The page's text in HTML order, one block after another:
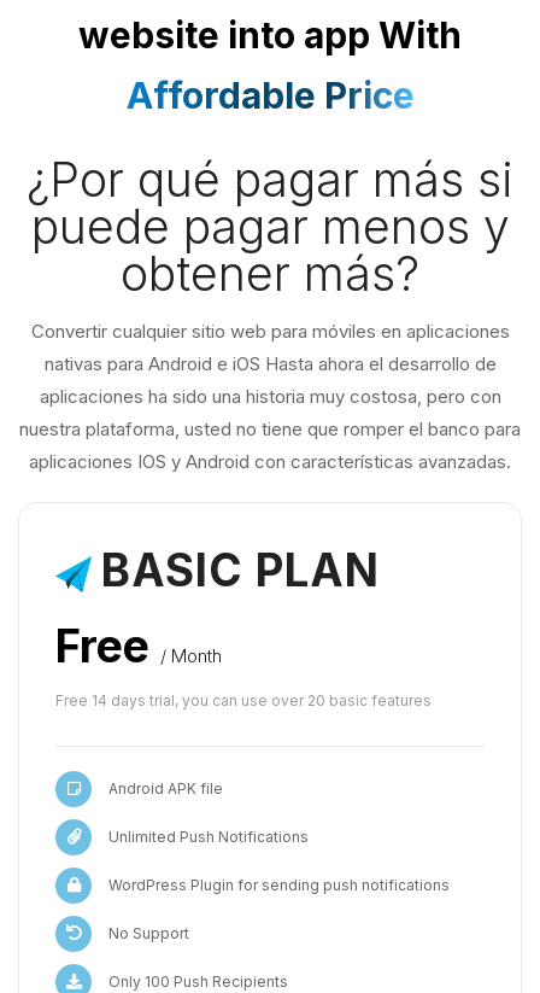
website into app With
Affordable Price
¿Por qué pagar más si
puede pagar menos y
obtener más?
Convertir cualquier sitio web para móviles en aplicaciones
nativas para Android e iOS Hasta ahora el desarrollo de
aplicaciones ha sido una historia muy costosa, pero con
nuestra plataforma, usted no tiene que romper el banco para
aplicaciones IOS y Android con características avanzadas.
BASIC PLAN
Free / Month
Free 14 days trial, you can use over 20 basic features
Android APK file
Unlimited Push Notifications
WordPress Plugin for sending push notifications
No Support
Only 100 Push Recipients